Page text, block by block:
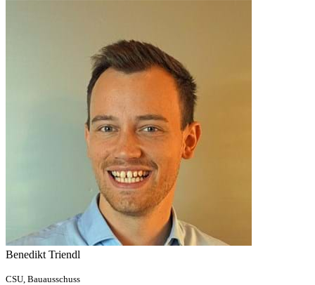
Benedikt Triendl
CSU, Bauausschuss